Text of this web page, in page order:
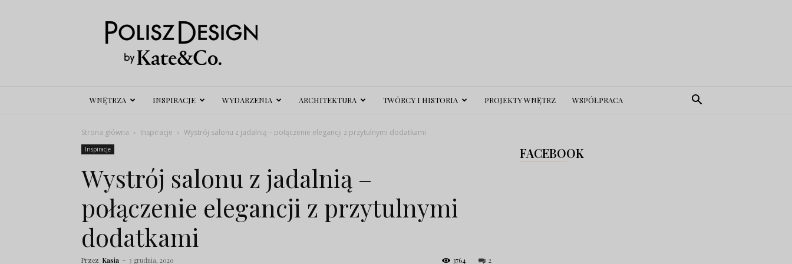
Polisz
Design
WNĘTRZA INSPIRACJE WYDARZENIA ARCHITEKTURA TWÓRCY I HISTORIA PROJEKTY WNĘTRZ WSPÓŁPRACA
Strona główna Inspiracje Wystrój salonu z jadalnią – połączenie elegancji z przytulnymi dodatkami
Inspiracje
Wystrój salonu z jadalnią –
połączenie elegancji z przytulnymi
dodatkami
Przez Kasia - 3 grudnia, 2020 2
3764
FACEBOOK